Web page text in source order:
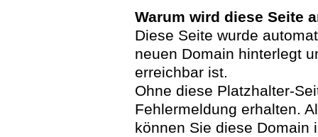
Warum wird diese Seite
Diese Seite wurde
neuen Domain hinterlegt
erreichbar ist.
Ohne diese Platzhalter-
Fehlermeldung erhalten.
können Sie diese Domain